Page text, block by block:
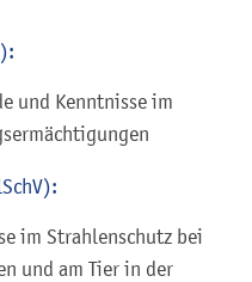
und Kenntnisse im
im Strahlenschutz bei
und am Tier in der